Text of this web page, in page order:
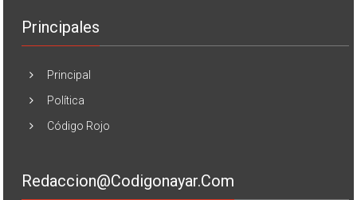
Principales
Principal
Política
Código Rojo
Redaccion@codigonayar.com